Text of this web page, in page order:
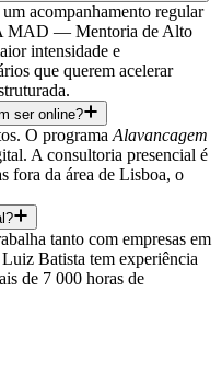
acompanhamento regular
A MAD — Mentoria de Alto
intensidade e
que querem acelerar
ser online?
O programa Alavancagem
A consultoria presencial é
fora da área de Lisboa, o
tanto com empresas em
Batista tem experiência
de 7 000 horas de